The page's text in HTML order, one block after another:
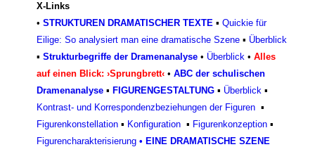
X-Links
• STRUKTUREN DRAMATISCHER TEXTE ▪ Quickie für
Eilige: So analysiert man eine dramatische Szene ▪ Überblick
▪ Strukturbegriffe der Dramenanalyse • Überblick • Alles
auf einen Blick: ›Sprungbrett‹ • ABC der schulischen
Dramenanalyse ▪ FIGURENGESTALTUNG ▪ Überblick ▪
Kontrast- und Korrespondenzbeziehungen der Figuren ▪
Figurenkonstellation ▪ Konfiguration ▪ Figurenkonzeption ▪
Figurencharakterisierung • EINE DRAMATISCHE SZENE